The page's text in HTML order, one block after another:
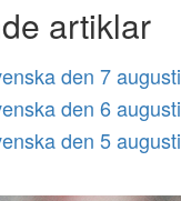
artiklar
den 7 augusti
den 6 augusti
den 5 augusti